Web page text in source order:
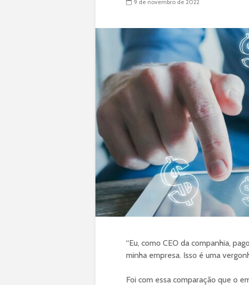
9 de novembro de 2022
“Eu, como CEO da companhia,
minha empresa. Isso é uma
Foi com essa comparação que o